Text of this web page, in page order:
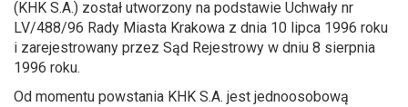
(KHK S.A.) został utworzony na podstawie Uchwały nr
LV/488/96 Rady Miasta Krakowa z dnia 10 lipca 1996 roku
i zarejestrowany przez Sąd Rejestrowy w dniu 8 sierpnia
1996 roku.
Od momentu powstania KHK S.A. jest jednoosobową